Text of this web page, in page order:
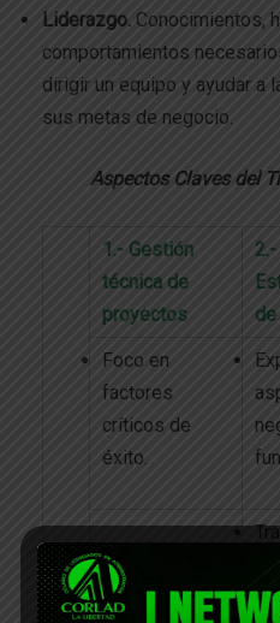
Liderazgo. Conocimientos,
comportamientos
dirigir un equipo y ayudar a
sus metas de negocio.
Aspectos Claves del
1.- Gestión
técnica de
proyectos
Foco en
factores
críticos de
éxito.
Cronograma.